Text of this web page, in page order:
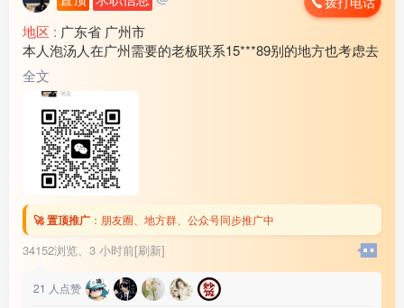
地区 : 广东省 广州市
本人泡汤人在广州需要的老板联系15***89别的地方也考虑去
全文
🚀 置顶推广 ： 朋友圈、地方群、公众号同步推广中
34152浏览、 3 小时前[刷新]
21 人点赞